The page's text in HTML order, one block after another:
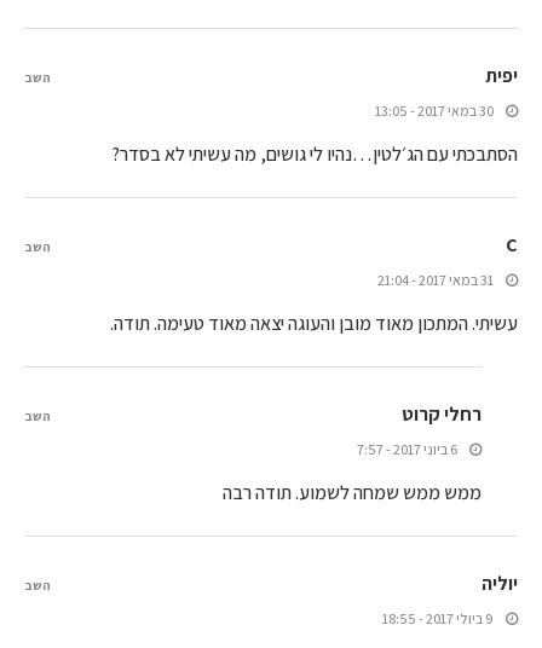
יפית
30 במאי 2017 - 13:05
הסתבכתי עם הג׳לטין…נהיו לי גושים, מה עשיתי לא בסדר?
השב
C
31 במאי 2017 - 21:04
עשיתי. המתכון מאוד מובן והעוגה יצאה מאוד טעימה. תודה.
השב
רחלי קרוט
6 ביוני 2017 - 7:57
ממש ממש שמחה לשמוע. תודה רבה
השב
יוליה
9 ביולי 2017 - 18:55
השב